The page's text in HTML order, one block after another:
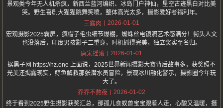
景观类今年无人机杀疯，新西兰蓝河编织、冰岛门户神仙，星空古迹黑白对比美
哭。野生喜剧大猩猩跳舞笑喷，整体高光太多，摄影爱好者福利年。
三露肉
2026-01-01
宏观摄影2025霸屏，疯帽子毛虫细节爆棚，蜘蛛丝电镜照艺术感满分！街头人文
也没落后，印度男孩影子二重身，时机抓得完美，独立奖实至名归。
唐宋摇滚
2026-01-01
据黑子网 https://hz.one 上面说，2025世界新闻摄影大赛背后故事多，获奖照不
光美还揭露现实，鲸鱼解救那张潜水员冒险，景观冰川融化警示，摄影圈今年玩
大了。
乔乔不熬夜
2026-01-02
终于看到2025野生摄影获奖汇总，那孤儿食蚁兽宝宝跟着人走，心酸又温暖，摄